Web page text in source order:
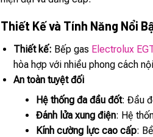
Thiết Kế và Tính Năng Nổi
Thiết kế: Bếp gas Electrolux
hòa hợp với nhiều phong cách
An toàn tuyệt đối
Hệ thống đa đầu đốt: Đầu
Đánh lửa xung điện: Hệ
Kính cường lực cao cấp: